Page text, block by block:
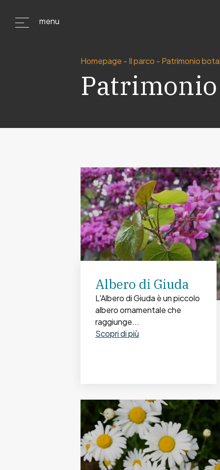
menu
Homepage - Il parco - Patrimonio
Albero di Giuda
L'Albero di Giuda è un piccolo
albero ornamentale che
raggiunge...
Scopri di più